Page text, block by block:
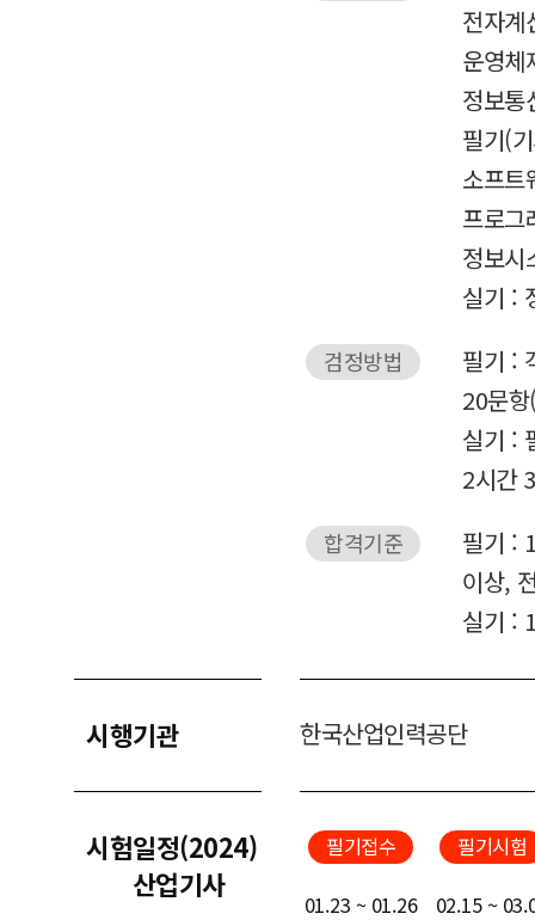
전자계
운영체
정보통
필기(
소프트
프로그
정보시
실기 :
검정방법
필기 :
20문
실기 :
2시간
합격기준
필기 :
이상,
실기 :
시행기관 한국산업인력공단
시험일정(2024)
산업기사
필기접수 필기시험
01.23 ~ 01.26
02.15 ~